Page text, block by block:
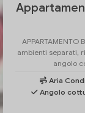
ambienti separati,
angolo
Aria
Angolo